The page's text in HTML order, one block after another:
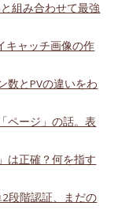
組み合わせて最強
キャッチ画像の作
数とPVの違いをわ
ページ」の話。表
は正確？何を指す
2段階認証、まだの